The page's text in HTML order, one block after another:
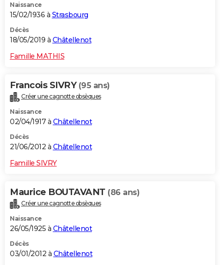
Naissance
15/02/1936 à Strasbourg
Décès
18/05/2019 à Châtellenot
Famille MATHIS
Francois SIVRY (95 ans)
Créer une cagnotte obsèques
Naissance
02/04/1917 à Châtellenot
Décès
21/06/2012 à Châtellenot
Famille SIVRY
Maurice BOUTAVANT (86 ans)
Créer une cagnotte obsèques
Naissance
26/05/1925 à Châtellenot
Décès
03/01/2012 à Châtellenot